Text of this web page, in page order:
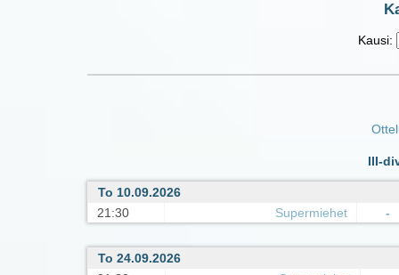
Kausi:
III-
To 10.09.2026
21:30
Supermiehet -
To 24.09.2026